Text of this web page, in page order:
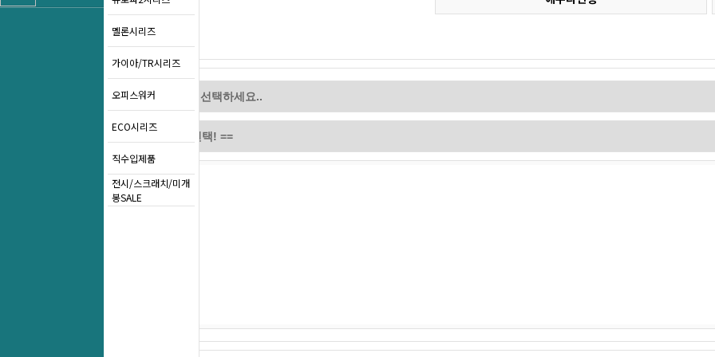
멜론시리즈
가이아/TR시리즈
오피스워커
ECO시리즈
직수입제품
전시/스크래치/미개
봉SALE